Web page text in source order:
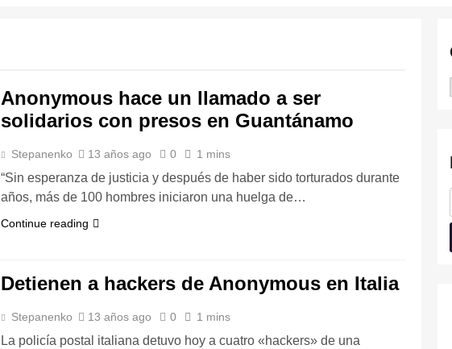
Anonymous hace un llamado a ser
solidarios con presos en Guantánamo
Stepanenko 13 años ago 0 1 mins
“Sin esperanza de justicia y después de haber sido torturados durante
años, más de 100 hombres iniciaron una huelga de…
Continue reading
Detienen a hackers de Anonymous en Italia
Stepanenko 13 años ago 0 1 mins
La policía postal italiana detuvo hoy a cuatro «hackers» de una